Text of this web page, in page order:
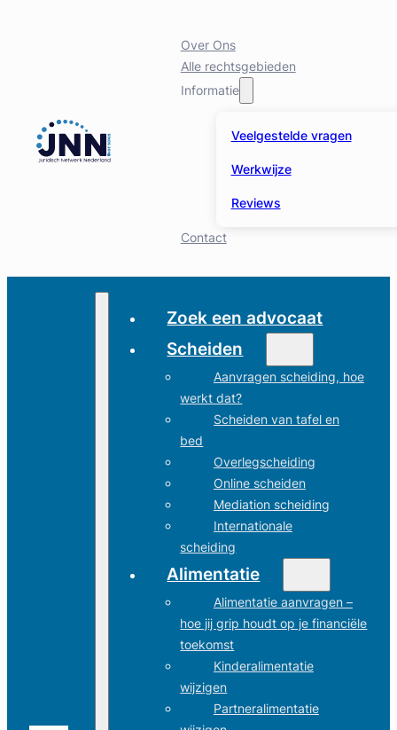
Over Ons
Alle rechtsgebieden
Informatie
Veelgestelde vragen
Werkwijze
Reviews
Contact
Zoek een advocaat
Scheiden
Aanvragen scheiding, hoe
werkt dat?
Scheiden van tafel en
bed
Overlegscheiding
Online scheiden
Mediation scheiding
Internationale
scheiding
Alimentatie
Alimentatie aanvragen –
hoe jij grip houdt op je financiële
toekomst
Kinderalimentatie
wijzigen
Partneralimentatie